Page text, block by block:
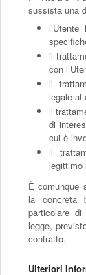
sussista una
il
con
il
legale al
il
di
cui è
il
legittimo
È comunque
la concreta
particolare
legge,
contratto.
Ulteriori